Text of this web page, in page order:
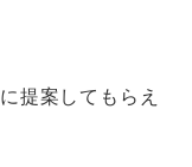
してもらえ